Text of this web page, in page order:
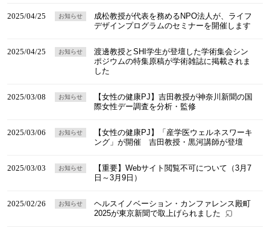
2025/04/25
成松教授が代表を務めるNPO法人が、ライフ
デザインプログラムのセミナーを開催します
お知らせ
2025/04/25
渡邊教授とSHI学生が登壇した学術集会シン
ポジウムの特集原稿が学術雑誌に掲載されま
した
お知らせ
2025/03/08
【女性の健康PJ】吉田教授が神奈川新聞の国
際女性デー調査を分析・監修
お知らせ
2025/03/06
【女性の健康PJ】「産学医ウェルネスワーキ
ング」が開催 吉田教授・黒河講師が登壇
お知らせ
2025/03/03
【重要】Webサイト閲覧不可について（3月7
日～3月9日）
お知らせ
2025/02/26
ヘルスイノベーション・カンファレンス殿町
2025が東京新聞で取上げられました
お知らせ